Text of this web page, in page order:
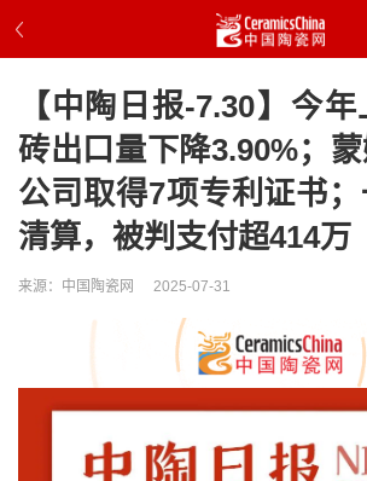
【中陶日报-7.30】今
砖出口量下降3.90%；
公司取得7项专利证书
清算，被判支付超414万
来源：中国陶瓷网 2025-07-31